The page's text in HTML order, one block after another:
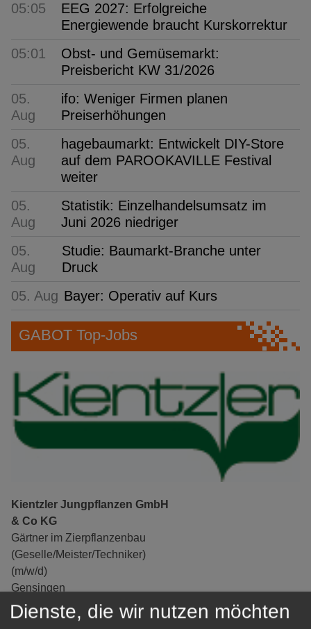
05:05
EEG 2027: Erfolgreiche
Energiewende braucht Kurskorrektur
05:01
Obst- und Gemüsemarkt:
Preisbericht KW 31/2026
05.
Aug
ifo: Weniger Firmen planen
Preiserhöhungen
05.
Aug
hagebaumarkt: Entwickelt DIY-Store
auf dem PAROOKAVILLE Festival
weiter
05.
Aug
Statistik: Einzelhandelsumsatz im
Juni 2026 niedriger
05.
Aug
Studie: Baumarkt-Branche unter
Druck
05. Aug Bayer: Operativ auf Kurs
GABOT Top-Jobs
Kientzler Jungpflanzen GmbH
& Co KG
Gärtner im Zierpflanzenbau
(Geselle/Meister/Techniker)
(m/w/d)
Gensingen
zur Stellenanzeige
Dienste, die wir nutzen möchten